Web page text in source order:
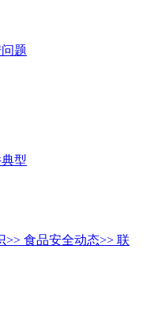
题
型
>> 食品安全动态>> 联